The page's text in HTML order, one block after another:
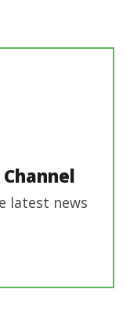
latest news